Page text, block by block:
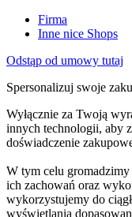
Firma
Inne nice Shops
Odstąp od umowy tutaj
Spersonalizuj swoje
Wyłącznie za Twoją
innych technologii, aby
doświadczenie
W tym celu
ich zachowań oraz
wykorzystujemy do
wyświetlania